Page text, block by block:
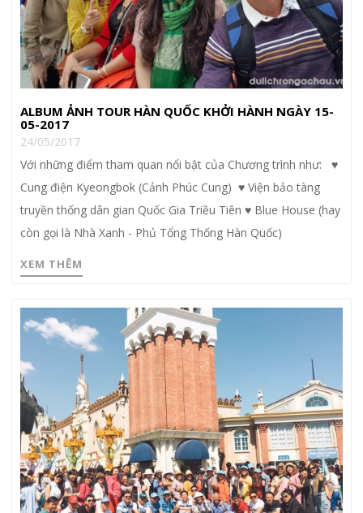
ALBUM ẢNH TOUR HÀN QUỐC KHỞI HÀNH NGÀY 15-
05-2017
24/05/2017
Với những điểm tham quan nổi bật của Chương trình như: ♥
Cung điện Kyeongbok (Cảnh Phúc Cung) ♥ Viện bảo tàng
truyền thống dân gian Quốc Gia Triều Tiên ♥ Blue House (hay
còn gọi là Nhà Xanh - Phủ Tổng Thống Hàn Quốc)
XEM THÊM